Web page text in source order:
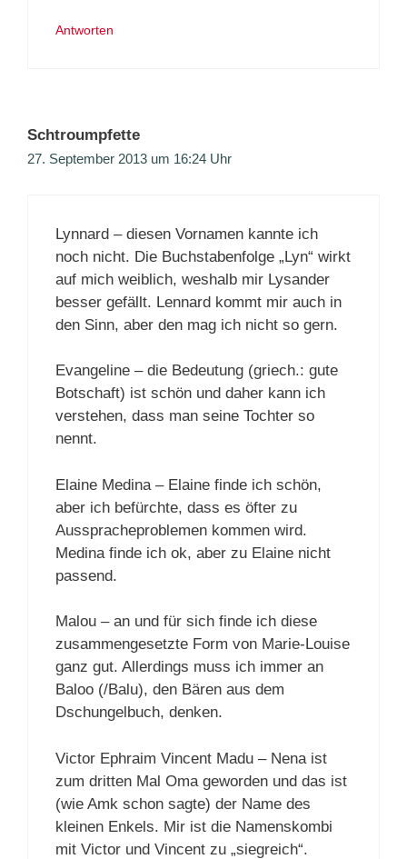
Antworten
Schtroumpfette
27. September 2013 um 16:24 Uhr
Lynnard – diesen Vornamen kannte ich
noch nicht. Die Buchstabenfolge „Lyn“ wirkt
auf mich weiblich, weshalb mir Lysander
besser gefällt. Lennard kommt mir auch in
den Sinn, aber den mag ich nicht so gern.
Evangeline – die Bedeutung (griech.: gute
Botschaft) ist schön und daher kann ich
verstehen, dass man seine Tochter so
nennt.
Elaine Medina – Elaine finde ich schön,
aber ich befürchte, dass es öfter zu
Ausspracheproblemen kommen wird.
Medina finde ich ok, aber zu Elaine nicht
passend.
Malou – an und für sich finde ich diese
zusammengesetzte Form von Marie-Louise
ganz gut. Allerdings muss ich immer an
Baloo (/Balu), den Bären aus dem
Dschungelbuch, denken.
Victor Ephraim Vincent Madu – Nena ist
zum dritten Mal Oma geworden und das ist
(wie Amk schon sagte) der Name des
kleinen Enkels. Mir ist die Namenskombi
mit Victor und Vincent zu „siegreich“.